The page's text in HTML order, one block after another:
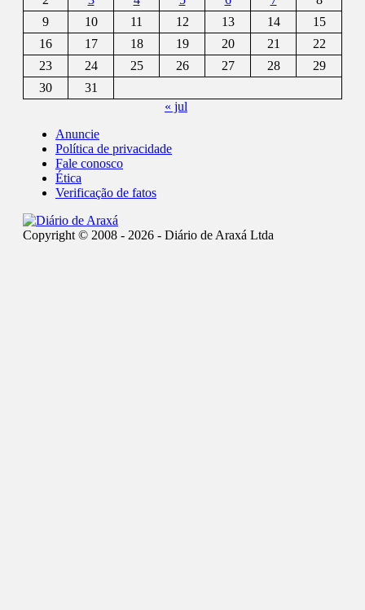
9
10 11 12 13 14
15
16
17 18 19 20 21
22
23
24 25 26 27 28
29
30
31
« jul
Anuncie
Política de privacidade
Fale conosco
Ética
Verificação de fatos
Copyright © 2008 - 2026 - Diário de Araxá Ltda